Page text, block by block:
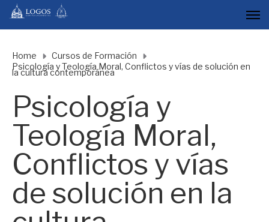
Home
Cursos de Formación
Psicología y Teología Moral, Conflictos y vías de solución en
la cultura contemporánea
Psicología y
Teología Moral,
Conflictos y vías
de solución en la